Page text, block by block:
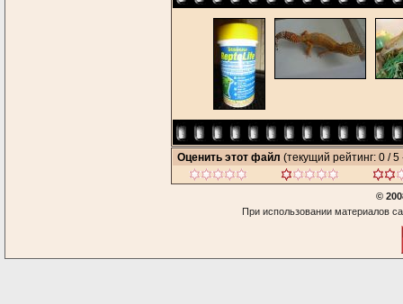
Оценить этот файл (текущий рейтинг: 0 / 5
©
При использовании материалов